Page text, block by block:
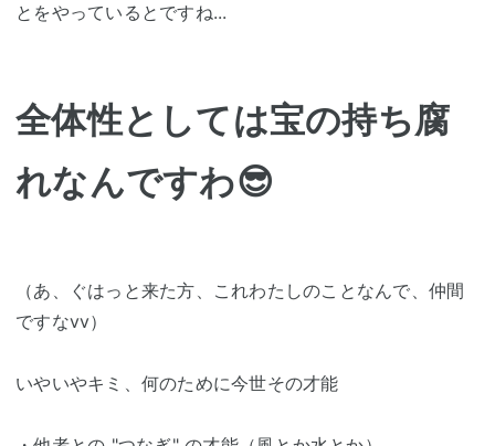
とをやっているとですね...
全体性としては宝の持ち腐
れなんですわ😎
（あ、ぐはっと来た方、これわたしのことなんで、仲間
ですなvv）
いやいやキミ、何のために今世その才能